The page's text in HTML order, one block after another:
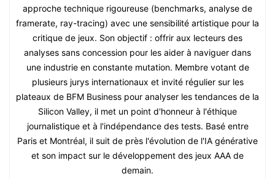
approche technique rigoureuse (benchmarks, analyse de
framerate, ray-tracing) avec une sensibilité artistique pour la
critique de jeux. Son objectif : offrir aux lecteurs des
analyses sans concession pour les aider à naviguer dans
une industrie en constante mutation. Membre votant de
plusieurs jurys internationaux et invité régulier sur les
plateaux de BFM Business pour analyser les tendances de la
Silicon Valley, il met un point d'honneur à l'éthique
journalistique et à l'indépendance des tests. Basé entre
Paris et Montréal, il suit de près l'évolution de l'IA générative
et son impact sur le développement des jeux AAA de
demain.